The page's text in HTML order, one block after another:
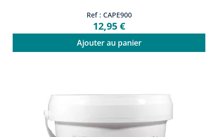
Ref : CAPE900
12,95 €
Ajouter au panier